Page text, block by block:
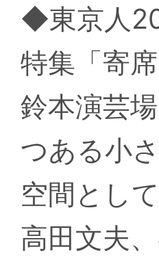
◆東京人
特集「寄
鈴本演芸
つある小
空間とし
高田文夫